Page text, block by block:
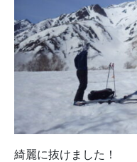
綺麗に抜けました！